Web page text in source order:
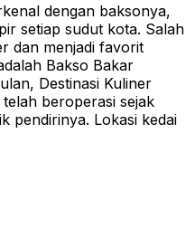
dengan baksonya,
setiap sudut kota. Salah
dan menjadi favorit
Bakso Bakar
Destinasi Kuliner
telah beroperasi sejak
pendirinya. Lokasi kedai